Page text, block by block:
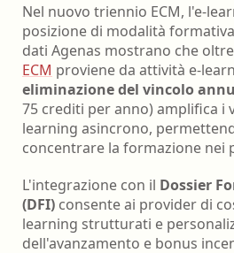
Nel nuovo triennio ECM, l'e-
posizione di modalità
dati Agenas mostrano che
ECM proviene da attività e-
eliminazione del vincolo
75 crediti per anno) amplifica i
learning asincrono,
concentrare la formazione nei
L'integrazione con il Dossier
(DFI) consente ai provider di
learning strutturati e
dell'avanzamento e bonus